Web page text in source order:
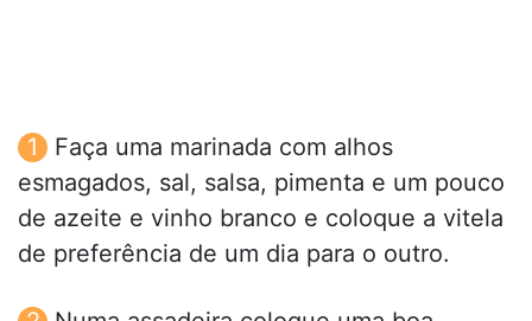
Faça uma marinada com alhos
esmagados, sal, salsa, pimenta e um pouco
de azeite e vinho branco e coloque a vitela
de preferência de um dia para o outro.